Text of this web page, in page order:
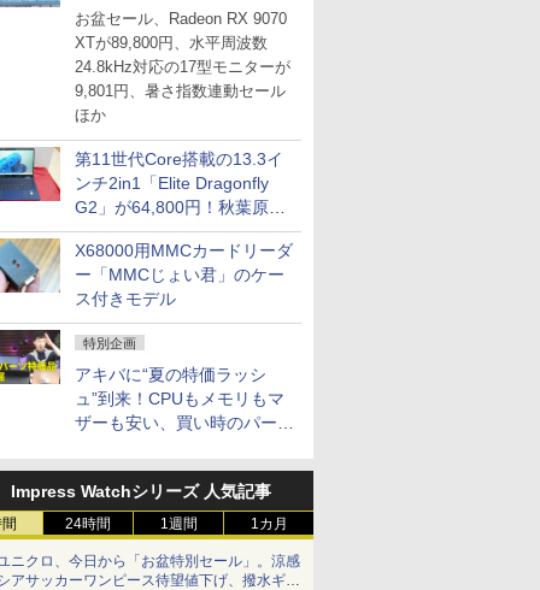
お盆セール、Radeon RX 9070
XTが89,800円、水平周波数
24.8kHz対応の17型モニターが
9,801円、暑さ指数連動セール
ほか
第11世代Core搭載の13.3イ
ンチ2in1「Elite Dragonfly
G2」が64,800円！秋葉原で
中古PCセール
X68000用MMCカードリーダ
ー「MMCじょい君」のケー
ス付きモデル
特別企画
アキバに“夏の特価ラッシ
ュ”到来！CPUもメモリもマ
ザーも安い、買い時のパーツ
Impress Watchシリーズ 人気記事
24時間 1週間 1カ月
ニクロ、今日から「お盆特別セール」。涼感
アサッカーワンピース待望値下げ、撥水ギア